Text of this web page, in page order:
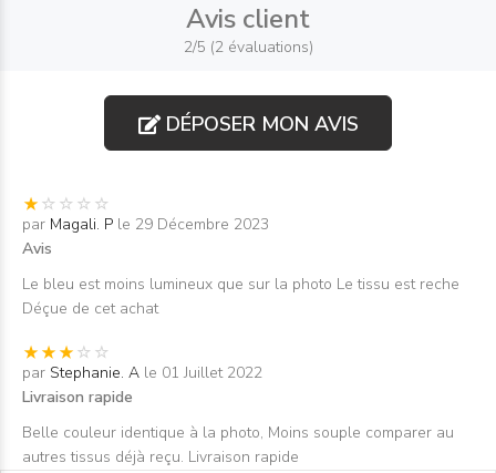
Avis client
2/5 (2 évaluations)
DÉPOSER MON AVIS
par Magali. P le 29 Décembre 2023
Avis
Le bleu est moins lumineux que sur la photo Le tissu est reche
Déçue de cet achat
par Stephanie. A le 01 Juillet 2022
Livraison rapide
Belle couleur identique à la photo, Moins souple comparer au
autres tissus déjà reçu. Livraison rapide